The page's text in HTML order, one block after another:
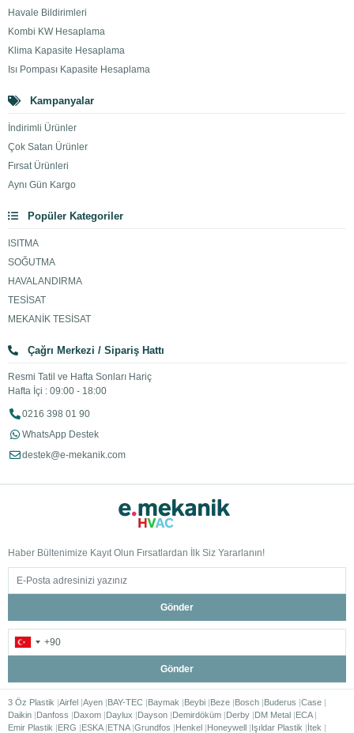
Havale Bildirimleri
Kombi KW Hesaplama
Klima Kapasite Hesaplama
Isı Pompası Kapasite Hesaplama
Kampanyalar
İndirimli Ürünler
Çok Satan Ürünler
Fırsat Ürünleri
Aynı Gün Kargo
Popüler Kategoriler
ISITMA
SOĞUTMA
HAVALANDIRMA
TESİSAT
MEKANİK TESİSAT
Çağrı Merkezi / Sipariş Hattı
Resmi Tatil ve Hafta Sonları Hariç
Hafta İçi : 09:00 - 18:00
0216 398 01 90
WhatsApp Destek
destek@e-mekanik.com
Haber Bültenimize Kayıt Olun Fırsatlardan İlk Siz Yararlanın!
Gönder
Gönder
3 Öz Plastik Airfel Ayen BAY-TEC Baymak Beybi Beze Bosch Buderus Case
Daikin Danfoss Daxom Daylux Dayson Demirdöküm Derby DM Metal ECA
Emir Plastik
ERG ESKA ETNA Grundfos Henkel Honeywell Işıldar Plastik
İtek